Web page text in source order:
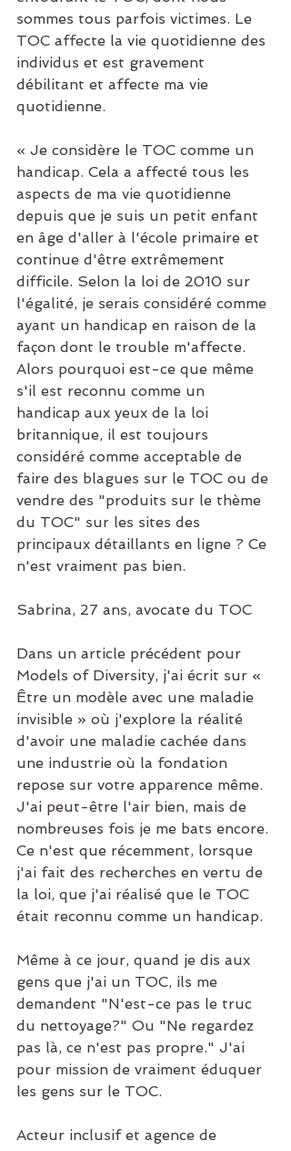
sommes tous parfois victimes. Le
TOC affecte la vie quotidienne des
individus et est gravement
débilitant et affecte ma vie
quotidienne.
« Je considère le TOC comme un
handicap. Cela a affecté tous les
aspects de ma vie quotidienne
depuis que je suis un petit enfant
en âge d'aller à l'école primaire et
continue d'être extrêmement
difficile. Selon la loi de 2010 sur
l'égalité, je serais considéré comme
ayant un handicap en raison de la
façon dont le trouble m'affecte.
Alors pourquoi est-ce que même
s'il est reconnu comme un
handicap aux yeux de la loi
britannique, il est toujours
considéré comme acceptable de
faire des blagues sur le TOC ou de
vendre des "produits sur le thème
du TOC" sur les sites des
principaux détaillants en ligne ? Ce
n'est vraiment pas bien.
Sabrina, 27 ans, avocate du TOC
Dans un article précédent pour
Models of Diversity, j'ai écrit sur «
Être un modèle avec une maladie
invisible » où j'explore la réalité
d'avoir une maladie cachée dans
une industrie où la fondation
repose sur votre apparence même.
J'ai peut-être l'air bien, mais de
nombreuses fois je me bats encore.
Ce n'est que récemment, lorsque
j'ai fait des recherches en vertu de
la loi, que j'ai réalisé que le TOC
était reconnu comme un handicap.
Même à ce jour, quand je dis aux
gens que j'ai un TOC, ils me
demandent "N'est-ce pas le truc
du nettoyage?" Ou "Ne regardez
pas là, ce n'est pas propre." J'ai
pour mission de vraiment éduquer
les gens sur le TOC.
Acteur inclusif et agence de